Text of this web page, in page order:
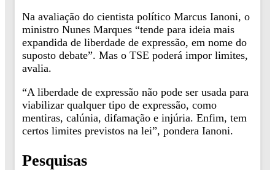
Na avaliação do cientista político Marcus Ianoni, o
ministro Nunes Marques “tende para ideia mais
expandida de liberdade de expressão, em nome do
suposto debate”. Mas o TSE poderá impor limites,
avalia.
“A liberdade de expressão não pode ser usada para
viabilizar qualquer tipo de expressão, como
mentiras, calúnia, difamação e injúria. Enfim, tem
certos limites previstos na lei”, pondera Ianoni.
Pesquisas